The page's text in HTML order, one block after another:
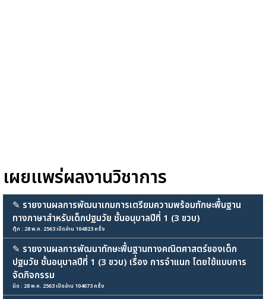
เผยแพร่ผลงานวิชาการ
✎ รายงานผลการพัฒนาเกมการเตรียมความพร้อมทักษะพื้นฐาน
ทางภาษาสำหรับเด็กปฐมวัย ชั้นอนุบาลปีที่ 1 (3 ขวบ)
ตุ๊ก : 28 พ.ค. 2563 เปิดอ่าน 104823 ครั้ง
✎ รายงานผลการพัฒนาทักษะพื้นฐานทางคณิตศาสตร์ของเด็ก
ปฐมวัย ชั้นอนุบาลปีที่ 1 (3 ขวบ) เรื่อง การจำแนก โดยใช้แบบการ
จัดกิจกรรม
นิด : 28 พ.ค. 2563 เปิดอ่าน 104673 ครั้ง